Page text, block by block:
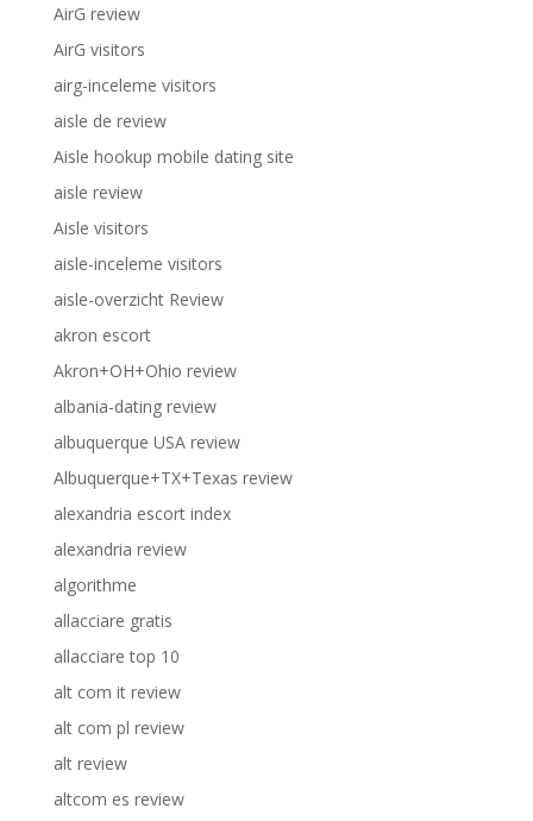
AirG review
AirG visitors
airg-inceleme visitors
aisle de review
Aisle hookup mobile dating site
aisle review
Aisle visitors
aisle-inceleme visitors
aisle-overzicht Review
akron escort
Akron+OH+Ohio review
albania-dating review
albuquerque USA review
Albuquerque+TX+Texas review
alexandria escort index
alexandria review
algorithme
allacciare gratis
allacciare top 10
alt com it review
alt com pl review
alt review
altcom es review